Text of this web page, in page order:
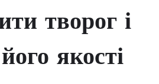
творог і
якості